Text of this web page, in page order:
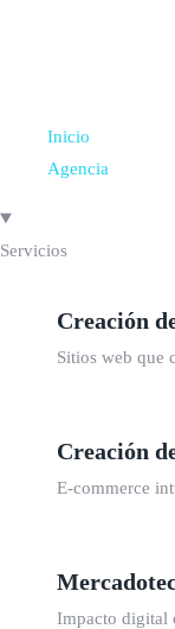
Inicio
Agencia
Servicios
Creación
Sitios web que
Creación
E-commerce
Impacto digital